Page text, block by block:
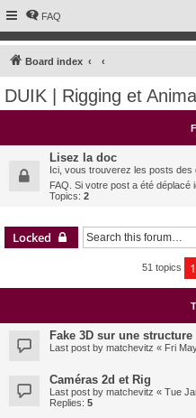
FAQ
Board index
DUIK | Rigging et
Lisez la doc
Ici, vous trouverez les posts des
FAQ. Si votre post a été
Topics: 2
Locked
51 topics 1
Fake 3D sur une structure
Last post by matchevitz « Fri
Caméras 2d et Rig
Last post by matchevitz « Tue
Replies: 5